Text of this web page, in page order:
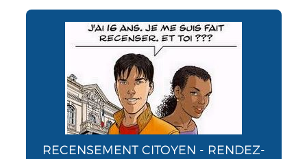
RECENSEMENT CITOYEN - RENDEZ-